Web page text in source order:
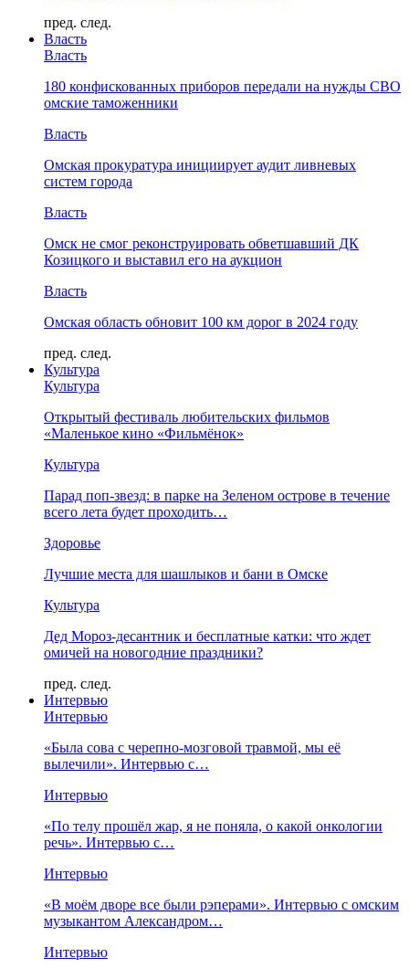
пред. след.
Власть
Власть
180 конфискованных приборов передали на нужды СВО
омские таможенники
Власть
Омская прокуратура инициирует аудит ливневых
систем города
Власть
Омск не смог реконструировать обветшавший ДК
Козицкого и выставил его на аукцион
Власть
Омская область обновит 100 км дорог в 2024 году
пред. след.
Культура
Культура
Открытый фестиваль любительских фильмов
«Маленькое кино «Фильмёнок»
Культура
Парад поп-звезд: в парке на Зеленом острове в течение
всего лета будет проходить…
Здоровье
Лучшие места для шашлыков и бани в Омске
Культура
Дед Мороз-десантник и бесплатные катки: что ждет
омичей на новогодние праздники?
пред. след.
Интервью
Интервью
«Была сова с черепно-мозговой травмой, мы её
вылечили». Интервью с…
Интервью
«По телу прошёл жар, я не поняла, о какой онкологии
речь». Интервью с…
Интервью
«В моём дворе все были рэперами». Интервью с омским
музыкантом Александром…
Интервью